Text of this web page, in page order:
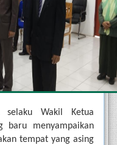
selaku Wakil Ketua
baru menyampaikan
tempat yang asing